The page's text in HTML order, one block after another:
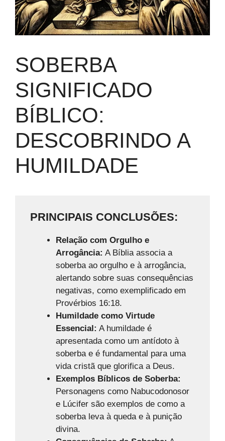
SOBERBA
SIGNIFICADO
BÍBLICO:
DESCOBRINDO A
HUMILDADE
PRINCIPAIS CONCLUSÕES:
Relação com Orgulho e
Arrogância: A Bíblia associa a
soberba ao orgulho e à arrogância,
alertando sobre suas consequências
negativas, como exemplificado em
Provérbios 16:18.
Humildade como Virtude
Essencial: A humildade é
apresentada como um antídoto à
soberba e é fundamental para uma
vida cristã que glorifica a Deus.
Exemplos Bíblicos de Soberba:
Personagens como Nabucodonosor
e Lúcifer são exemplos de como a
soberba leva à queda e à punição
divina.